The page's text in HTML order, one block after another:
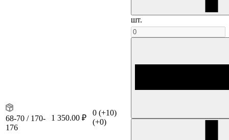
шт.
68-70 / 170-
176
1 350.00 ₽
0 (+10)
(+0)